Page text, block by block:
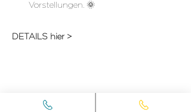
Vorstellungen. 🌞
DETAILS hier >
Diese Veranstaltung teilen